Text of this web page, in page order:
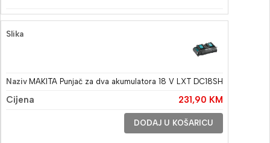
MAKITA Punjač za dva akumulatora 18 V LXT DC18SH
231,90 KM
DODAJ U KOŠARICU